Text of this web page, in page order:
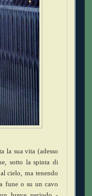
la sua vita (adesso
sotto la spinta di
cielo, ma tenendo
fune o su un cavo